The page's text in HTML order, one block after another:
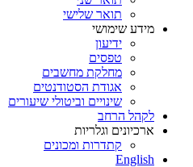
תואר שלישי
מידע שימושי
ידיעון
טפסים
מחלקת מחשבים
אגודת הסטודנטים
שינויים וביטולי שיעורים
לקהל הרחב
ארכיונים וגלריות
קתדרות ומכונים
English